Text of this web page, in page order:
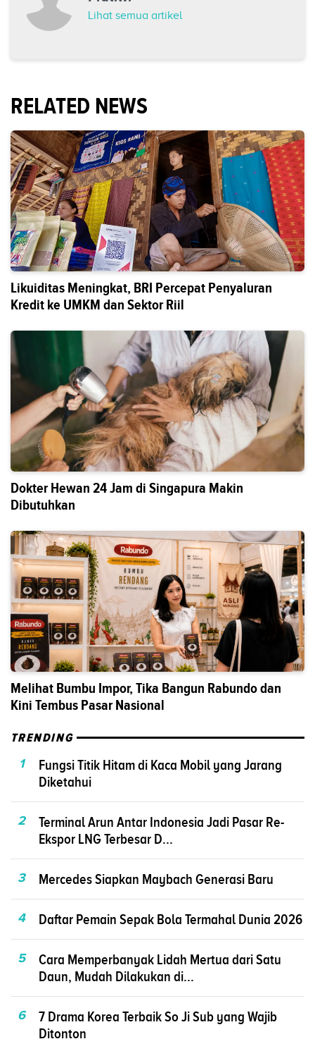
Lihat semua artikel
RELATED NEWS
Likuiditas Meningkat, BRI Percepat Penyaluran
Kredit ke UMKM dan Sektor Riil
Dokter Hewan 24 Jam di Singapura Makin
Dibutuhkan
Melihat Bumbu Impor, Tika Bangun Rabundo dan
Kini Tembus Pasar Nasional
TRENDING
1
Fungsi Titik Hitam di Kaca Mobil yang Jarang
Diketahui
2
Terminal Arun Antar Indonesia Jadi Pasar Re-
Ekspor LNG Terbesar D...
3 Mercedes Siapkan Maybach Generasi Baru
4 Daftar Pemain Sepak Bola Termahal Dunia 2026
5
Cara Memperbanyak Lidah Mertua dari Satu
Daun, Mudah Dilakukan di...
6
7 Drama Korea Terbaik So Ji Sub yang Wajib
Ditonton